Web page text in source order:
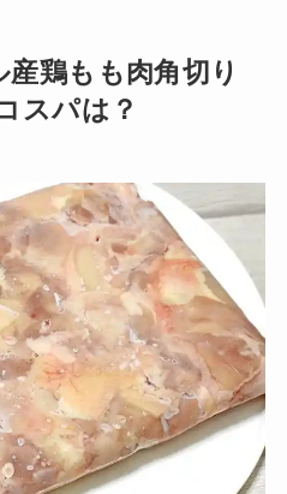
産鶏もも肉角切り
スパは？